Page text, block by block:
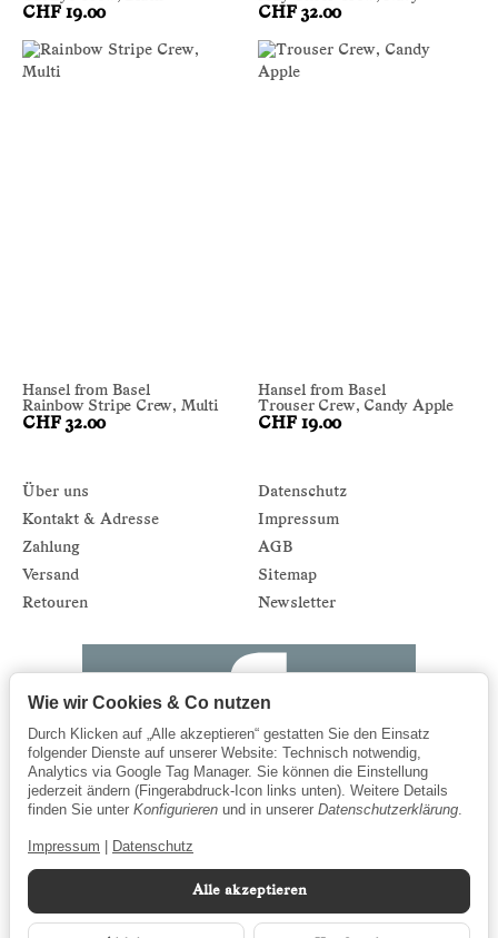
CHF 19.00 CHF 32.00
Hansel from Basel
Rainbow Stripe Crew, Multi
CHF 32.00
Hansel from Basel
Trouser Crew, Candy Apple
CHF 19.00
Über uns
Kontakt & Adresse
Zahlung
Versand
Retouren
Datenschutz
Impressum
AGB
Sitemap
Newsletter
Wie wir Cookies & Co nutzen
Durch Klicken auf „Alle akzeptieren“ gestatten Sie den Einsatz
folgender Dienste auf unserer Website: Technisch notwendig,
Analytics via Google Tag Manager. Sie können die Einstellung
jederzeit ändern (Fingerabdruck-Icon links unten). Weitere Details
finden Sie unter Konfigurieren und in unserer Datenschutzerklärung.
Impressum Datenschutz
Alle akzeptieren